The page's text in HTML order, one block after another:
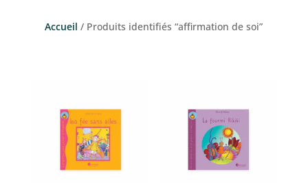
Accueil / Produits identifiés “affirmation de soi”